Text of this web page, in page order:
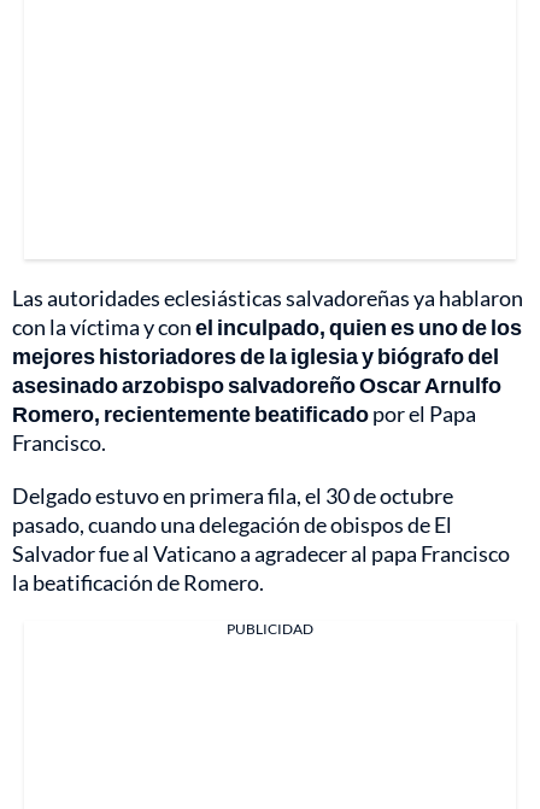
Las autoridades eclesiásticas salvadoreñas ya hablaron
con la víctima y conel inculpado, quien es uno de los
mejores historiadores de la iglesia y biógrafo del
asesinado arzobispo salvadoreño Oscar Arnulfo
Romero, recientemente beatificadopor el Papa
Francisco.
Delgado estuvo en primera fila, el 30 de octubre
pasado, cuando una delegación de obispos de El
Salvador fue al Vaticano a agradecer al papa Francisco
la beatificación de Romero.
PUBLICIDAD